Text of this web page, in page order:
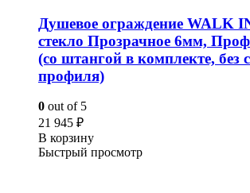
Душевое ограждение WALK
стекло Прозрачное 6мм,
(со штангой в комплекте, без
профиля)
0 out of 5
21 945 ₽
В корзину
Быстрый просмотр